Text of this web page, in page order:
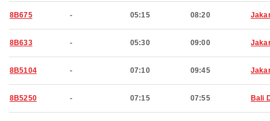
8B675 - 05:15 08:20
8B633 - 05:30 09:00
8B5104 - 07:10 09:45
8B5250 - 07:15 07:55 Bali